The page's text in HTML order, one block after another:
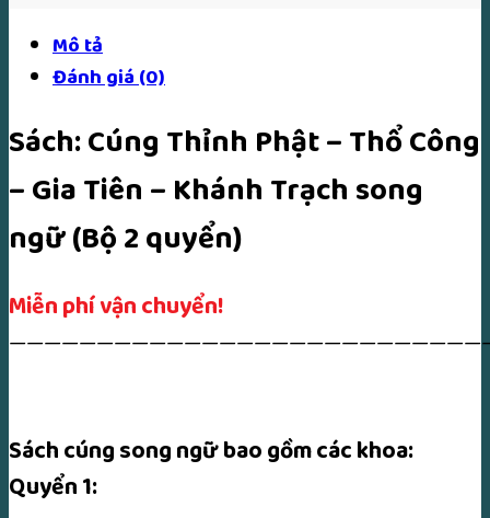
Mô tả
Đánh giá (0)
Sách: Cúng Thỉnh Phật – Thổ Công
– Gia Tiên – Khánh Trạch song
ngữ (Bộ 2 quyển)
Miễn phí vận chuyển!
Sách cúng song ngữ bao gồm các khoa:
Quyển 1: